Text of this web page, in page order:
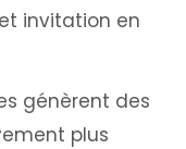
invitation en
génèrent des
plus